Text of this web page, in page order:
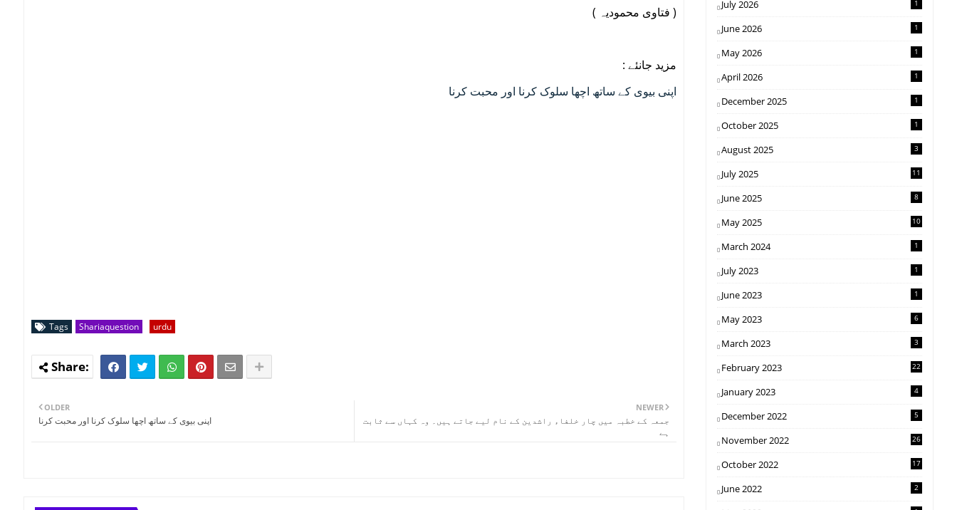
( فتاوی محمودیہ )
مزید جانئے :
اپنی بیوی کے ساتھ اچھا سلوک کرنا اور محبت کرنا
Tags Shariaquestion urdu
NEWER
جمعہ کے خطبہ میں چار خلفاء راشدین کے نام لیے جاتے ہیں۔ وہ کہاں سے ثابت
ہے
OLDER
اپنی بیوی کے ساتھ اچھا سلوک کرنا اور محبت کرنا
July 2026 1
June 2026 1
May 2026 1
April 2026 1
December 2025 1
October 2025 1
August 2025 3
July 2025 11
June 2025 8
May 2025 10
March 2024 1
July 2023 1
June 2023 1
May 2023 6
March 2023 3
February 2023 22
January 2023 4
December 2022 5
November 2022 26
October 2022 17
June 2022 2